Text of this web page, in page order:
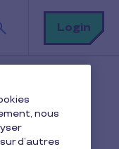
Rechercher
Login
nous
d’autres